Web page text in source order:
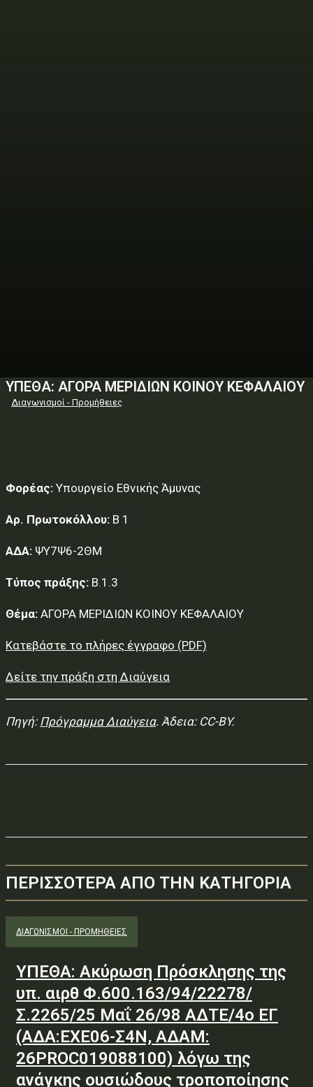
ΥΠΕΘΑ: ΑΓΟΡΑ ΜΕΡΙΔΙΩΝ ΚΟΙΝΟΥ ΚΕΦΑΛΑΙΟΥ
Διαγωνισμοί - Προμήθειες
Φορέας: Υπουργείο Εθνικής Άμυνας
Αρ. Πρωτοκόλλου: Β 1
ΑΔΑ: ΨΥ7Ψ6-2ΘΜ
Τύπος πράξης: Β.1.3
Θέμα: ΑΓΟΡΑ ΜΕΡΙΔΙΩΝ ΚΟΙΝΟΥ ΚΕΦΑΛΑΙΟΥ
Κατεβάστε το πλήρες έγγραφο (PDF)
Δείτε την πράξη στη Διαύγεια
Πηγή: Πρόγραμμα Διαύγεια. Άδεια: CC-BY.
ΠΕΡΙΣΣΟΤΕΡΑ ΑΠΟ ΤΗΝ ΚΑΤΗΓΟΡΙΑ
ΔΙΑΓΩΝΙΣΜΟΊ - ΠΡΟΜΉΘΕΙΕΣ
ΥΠΕΘΑ: Ακύρωση Πρόσκλησης της
υπ. αιρθ Φ.600.163/94/22278/
Σ.2265/25 Μαΐ 26/98 ΑΔΤΕ/4ο ΕΓ
(ΑΔΑ:ΕΧΕ06-Σ4Ν, ΑΔΑΜ:
26PROC019088100) λόγω της
ανάγκης ουσιώδους τροποποίησης